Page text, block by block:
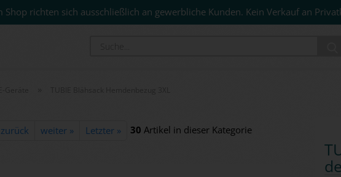
Shop richten sich ausschließlich an gewerbliche Kunden. Kein Verkauf an
weiter » Letzter » 30 Artikel in dieser Kategorie